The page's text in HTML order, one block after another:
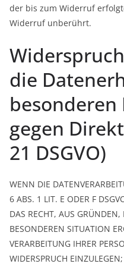
der bis zum Widerruf
Widerruf unberührt.
die
besonderen
gegen
21 DSGVO)
WENN DIE
6 ABS. 1 LIT. E ODER F
DAS RECHT, AUS GRÜNDEN,
BESONDEREN SITUATION
VERARBEITUNG IHRER
WIDERSPRUCH